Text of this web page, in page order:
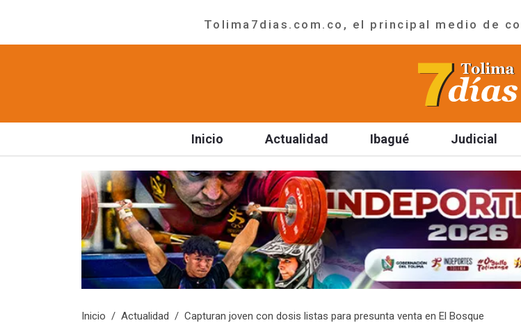
Tolima7dias.com.co, el principal medio de
Inicio Actualidad Ibagué Judicial
Inicio Actualidad Capturan joven con dosis listas para presunta venta en El Bosque